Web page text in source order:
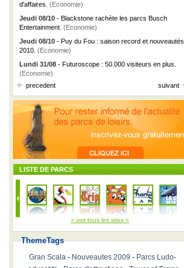
d'affaires. (Economie)
Jeudi 08/10 - Blackstone rachète les parcs Busch
Entertainment. (Economie)
Jeudi 08/10 - Puy du Fou : saison record et nouveautés
2010. (Economie)
Lundi 31/08 - Futuroscope : 50.000 visiteurs en plus.
(Economie)
precedent
suivant
LISTE DE PARCS
> voir tous les sites <
ThemeTags
Gran Scala - Nouveautes 2009 - Parcs Ludo-